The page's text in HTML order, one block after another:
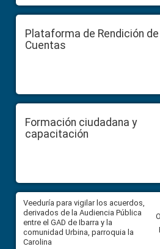
Plataforma de Rendición de
Cuentas
Formación ciudadana y
capacitación
Veeduría para vigilar los acuerdos,
derivados de la Audiencia Pública
entre el GAD de Ibarra y la
comunidad Urbina, parroquia la
Carolina